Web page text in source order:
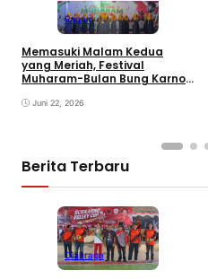
Ragam
Memasuki Malam Kedua
yang Meriah, Festival
Muharam-Bulan Bung Karno
Pemajuan Kebudayaan
Juni 22, 2026
Berita Terbaru
Olahraga